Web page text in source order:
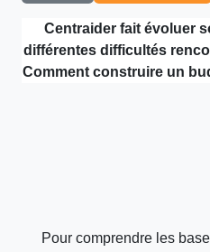
Centraider fait évoluer
différentes difficultés
Comment construire un
Pour comprendre les